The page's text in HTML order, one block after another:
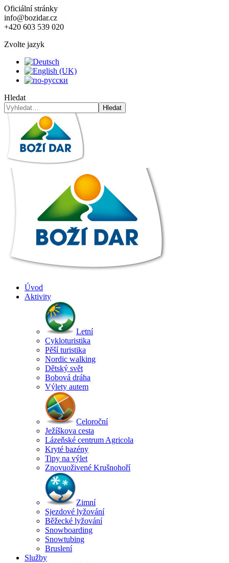
Oficiální stránky
info@bozidar.cz
+420 603 539 020
Zvolte jazyk
Hledat
Hledat
Úvod
Aktivity
Letní
Cykloturistika
Pěší turistika
Nordic walking
Dětský svět
Bobová dráha
Výlety autem
Celoroční
Ježíškova cesta
Lázeňské centrum Agricola
Kryté bazény
Tipy na výlet
Znovuoživené Krušnohoří
Zimní
Sjezdové lyžování
Běžecké lyžování
Snowboarding
Snowtubing
Bruslení
Služby